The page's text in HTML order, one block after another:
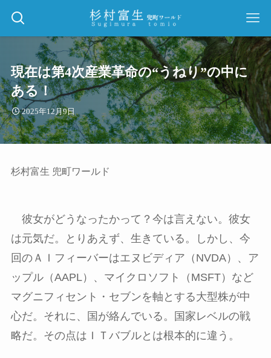
現在は第4次産業革命の“うねり”の中に
ある！
2025年12月9日
杉村富生 兜町ワールド
彼女がどうなったかって？今は言えない。彼女
は元気だ。とりあえず、生きている。しかし、今
回のＡＩフィーバーはエヌビディア（ NVDA）、ア
ップル（AAPL）、マイクロソフト（ MSFT）など
マグニフィセント・セブンを軸とする大型株が中
心だ。それに、国が絡んでいる。国家レベルの戦
略だ。その点はＩＴバブルとは根本的に違う。